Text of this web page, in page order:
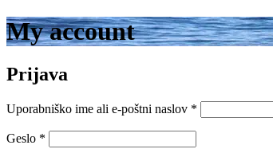
My account
Prijava
Uporabniško ime ali e-poštni naslov *
Geslo *